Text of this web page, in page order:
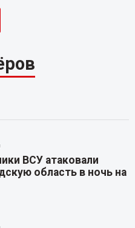
ВСУ атаковали
область в ночь на